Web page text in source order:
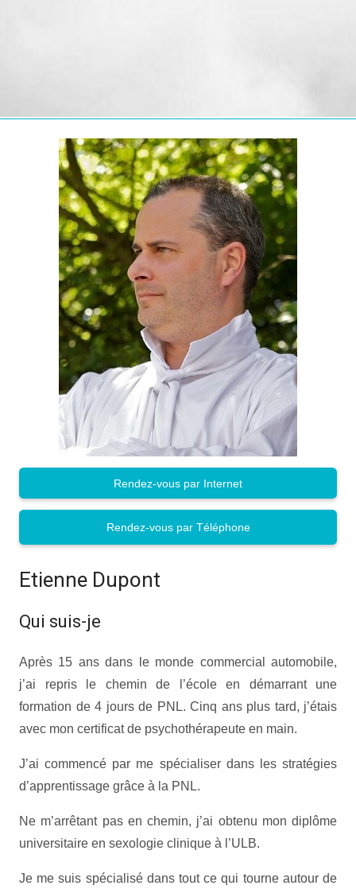
Etienne Dupont
Qui suis-je
Après 15 ans dans le monde commercial automobile,
j’ai repris le chemin de l’école en démarrant une
formation de 4 jours de PNL. Cinq ans plus tard, j’étais
avec mon certificat de psychothérapeute en main.
J’ai commencé par me spécialiser dans les stratégies
d’apprentissage grâce à la PNL.
Ne m’arrêtant pas en chemin, j’ai obtenu mon diplôme
universitaire en sexologie clinique à l’ULB.
Je me suis spécialisé dans tout ce qui tourne autour de
Rendez-vous par Internet
Rendez-vous par Téléphone